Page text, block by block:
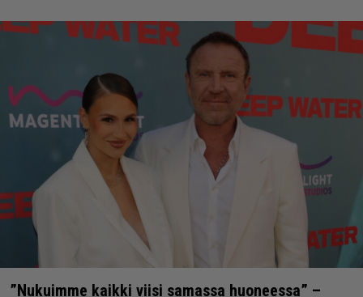
”Nukuimme kaikki viisi samassa huoneessa” –